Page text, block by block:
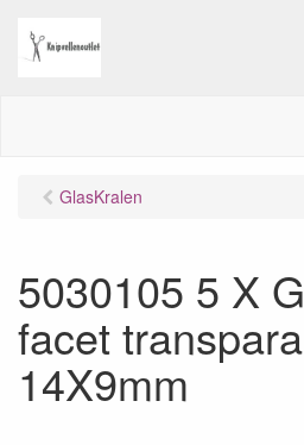
GlasKralen
5030105 5 X
facet
14X9mm